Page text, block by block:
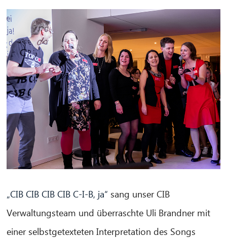
„CIB CIB CIB CIB C-I-B, ja“ sang unser CIB
Verwaltungsteam und überraschte Uli Brandner mit
einer selbstgetexteten Interpretation des Songs